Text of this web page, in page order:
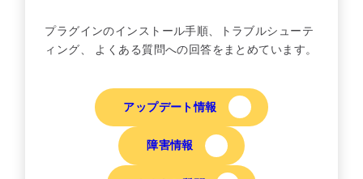
プラグインのインストール手順、トラブルシューテ
ィング、 よくある質問への回答をまとめています。
アップデート情報
障害情報